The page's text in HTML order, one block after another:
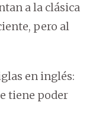
a la clásica
pero al
en inglés:
tiene poder